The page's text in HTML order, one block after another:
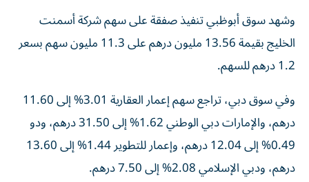
وشهد سوق أبوظبي تنفيذ صفقة على سهم شركة أسمنت
الخليج بقيمة 13.56 مليون درهم على 11.3 مليون سهم بسعر
1.2 درهم للسهم.
وفي سوق دبي، تراجع سهم إعمار العقارية 3.01% إلى 11.60
درهم، والإمارات دبي الوطني 1.62% إلى 31.50 درهم، ودو
0.49% إلى 12.04 درهم، وإعمار للتطوير 1.44% إلى 13.60
درهم، ودبي الإسلامي 2.08% إلى 7.50 درهم.